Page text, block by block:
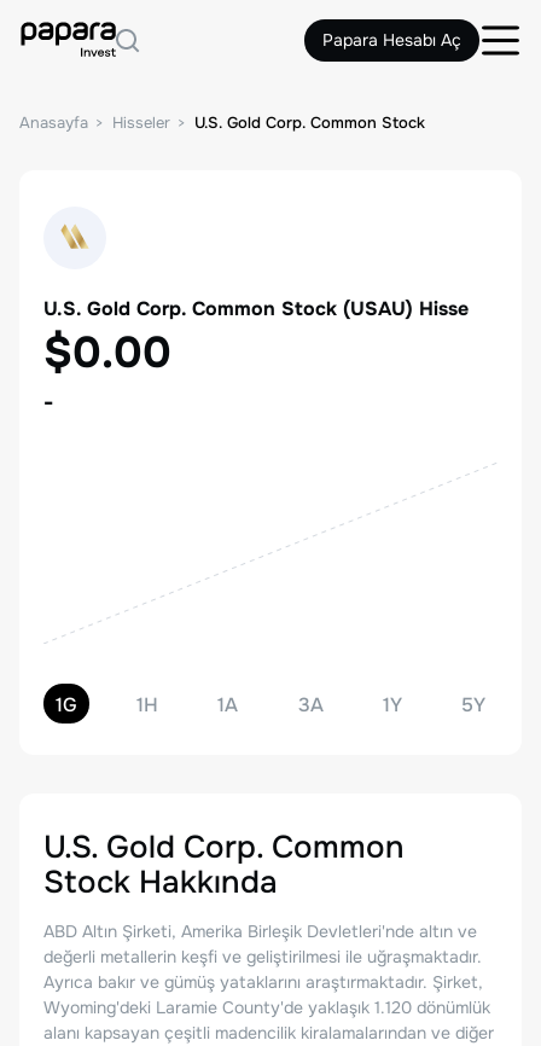
Papara Hesabı Aç
Anasayfa Hisseler U.S. Gold Corp. Common Stock
U.S. Gold Corp. Common Stock (USAU) Hisse
$0.00
-
1G 1H 1A 3A 1Y 5Y
U.S. Gold Corp. Common
Stock Hakkında
ABD Altın Şirketi, Amerika Birleşik Devletleri'nde altın ve
değerli metallerin keşfi ve geliştirilmesi ile uğraşmaktadır.
Ayrıca bakır ve gümüş yataklarını araştırmaktadır. Şirket,
Wyoming'deki Laramie County'de yaklaşık 1.120 dönümlük
alanı kapsayan çeşitli madencilik kiralamalarından ve diğer